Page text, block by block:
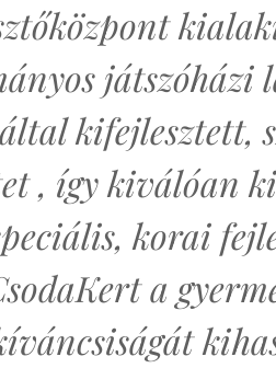
kifejlesztett,
, így kiválóan
korai
a